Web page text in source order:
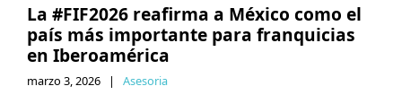
La #FIF2026 reafirma a México como el
país más importante para franquicias
en Iberoamérica
marzo 3, 2026 | Asesoria